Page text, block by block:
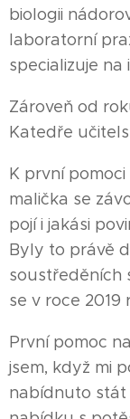
biologii
laboratorní
specializuje
Zároveň od
Katedře
K první
malička se
pojí i jakási
Byly to právě
soustředěních
se v roce
První pomoc
jsem, když mi
nabídnuto stát